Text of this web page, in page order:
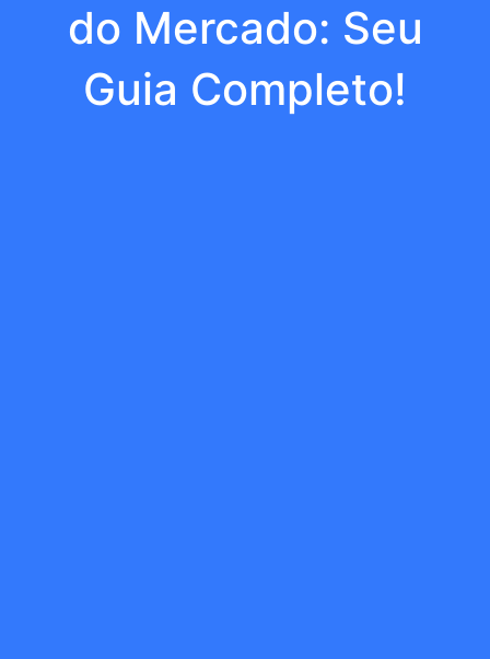
do Mercado: Seu
Guia Completo!